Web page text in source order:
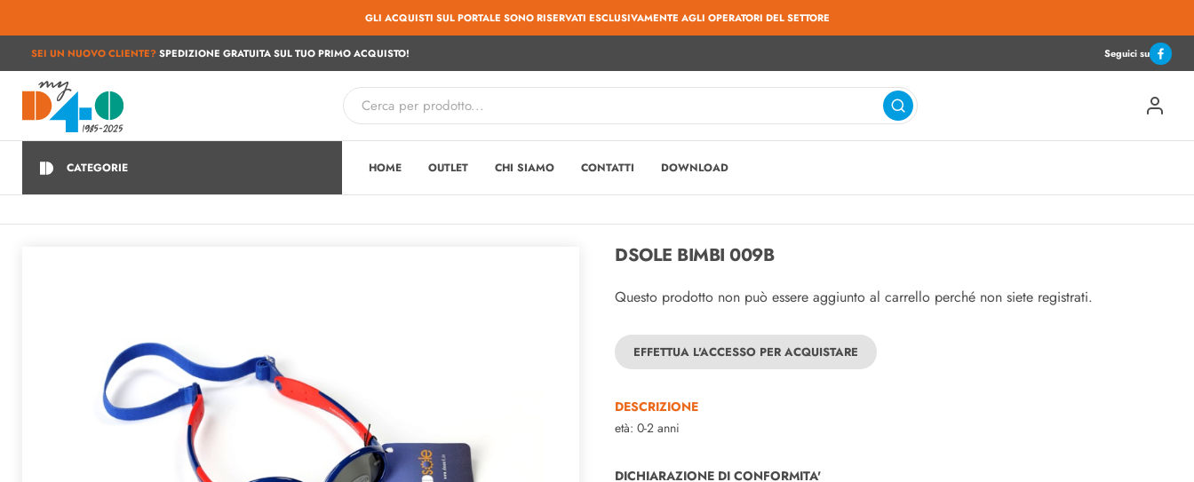
GLI ACQUISTI SUL PORTALE SONO RISERVATI ESCLUSIVAMENTE AGLI OPERATORI DEL SETTORE
SEI UN NUOVO CLIENTE?SPEDIZIONE GRATUITA SUL TUO PRIMO ACQUISTO! Seguici su
CATEGORIE HOME OUTLET CHI SIAMO CONTATTI DOWNLOAD
DSOLE BIMBI 009B
Questo prodotto non può essere aggiunto al carrello perché non siete registrati.
EFFETTUA L'ACCESSO PER ACQUISTARE
DESCRIZIONE
età: 0-2 anni
DICHIARAZIONE DI CONFORMITA'